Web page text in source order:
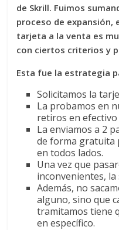
de Skrill. Fuimos
proceso de expansión,
tarjeta a la venta es
con ciertos criterios y
Esta fue la estrategia
Solicitamos la
La probamos en
retiros en efectivo
La enviamos a 2
de forma gratuita
en todos lados.
Una vez que
inconvenientes, la
Además, no
alguno, sino que
tramitamos tiene
en específico.